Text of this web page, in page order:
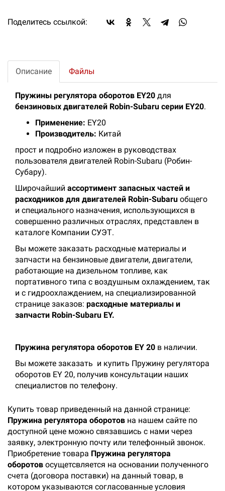
Поделитесь ссылкой:
Описание Файлы
Пружины регулятора оборотов EY20 для
бензиновых двигателей Robin-Subaru серии EY20.
Применение: EY20
Производитель: Китай
прост и подробно изложен в руководствах
пользователя двигателей Robin-Subaru (Робин-
Субару).
Широчайший ассортимент запасных частей и
расходников для двигателей Robin-Subaru общего
и специального назначения, использующихся в
совершенно различных отраслях, представлен в
каталоге Компании СУЭТ.
Вы можете заказать расходные материалы и
запчасти на бензиновые двигатели, двигатели,
работающие на дизельном топливе, как
портативного типа с воздушным охлаждением, так
и с гидроохлаждением, на специализированной
странице заказов: расходные материалы и
запчасти Robin-Subaru EY.
Пружина регулятора оборотов EY 20 в наличии.
Вы можете заказать и купить Пружину регулятора
оборотов EY 20, получив консультации наших
специалистов по телефону.
Купить товар приведенный на данной странице:
Пружина регулятора оборотов на нашем сайте по
доступной цене можно связавшись с нами через
заявку, электронную почту или телефонный звонок.
Приобретение товара Пружина регулятора
оборотов осущетсвляется на основании полученного
счета (договора поставки) на данный товар, в
котором указываются согласованные условия